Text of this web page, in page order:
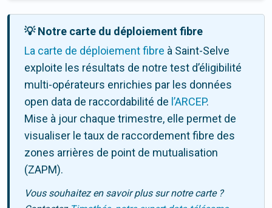
💡 Notre carte du déploiement fibre
La carte de déploiement fibre à Saint-Selve
exploite les résultats de notre test d’éligibilité
multi-opérateurs enrichies par les données
open data de raccordabilité de l’ARCEP.
Mise à jour chaque trimestre, elle permet de
visualiser le taux de raccordement fibre des
zones arrières de point de mutualisation
(ZAPM).
Vous souhaitez en savoir plus sur notre carte ?